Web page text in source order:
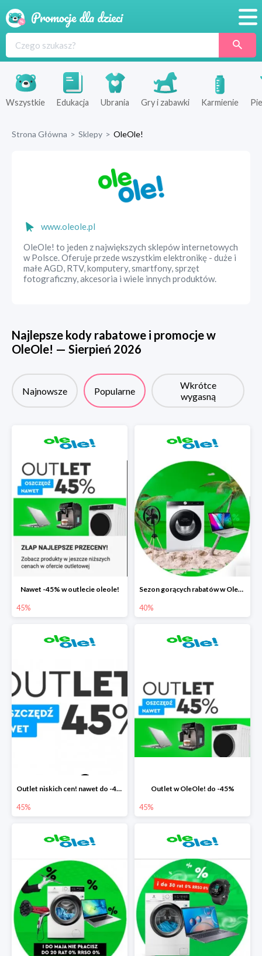
Produkty
Sklepy
Wszystkie Edukacja Ubrania Gry i zabawki Karmienie
Strona Główna > Sklepy > OleOle!
www.oleole.pl
OleOle! to jeden z największych sklepów internetowych
w Polsce. Oferuje przede wszystkim elektronikę - duże i
małe AGD, RTV, komputery, smartfony, sprzęt
fotograficzny, akcesoria i wiele innych produktów.
Najlepsze kody rabatowe i promocje w
OleOle! — Sierpień 2026
Najnowsze Popularne
Wkrótce
wygasną
Nawet -45% w outlecie oleole!
45%
Sezon gorących rabatów w OleOle! do -40%
40%
Outlet niskich cen! nawet do -45%
45%
Outlet w OleOle! do -45%
45%